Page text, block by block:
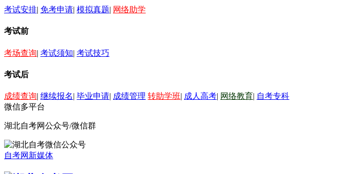
考试安排| 免考申请| 模拟真题| 网络助学
考试前
考场查询| 考试须知| 考试技巧
考试后
成绩查询| 继续报名| 毕业申请| 成绩管理 转助学班| 成人高考| 网络教育| 自考专科
微信多平台
湖北自考网公众号/微信群
自考网新媒体